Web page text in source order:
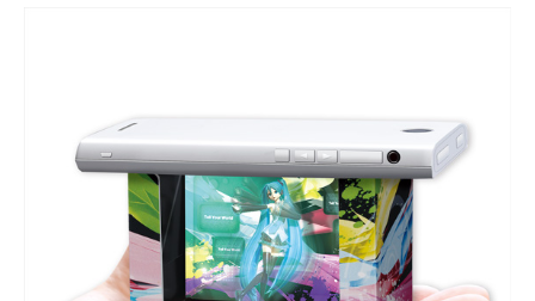
ビジネスと働き方のヒント
AI活用のいまが分かる
企業ITのトレンドを詳説
経営リーダーのコミュニティ